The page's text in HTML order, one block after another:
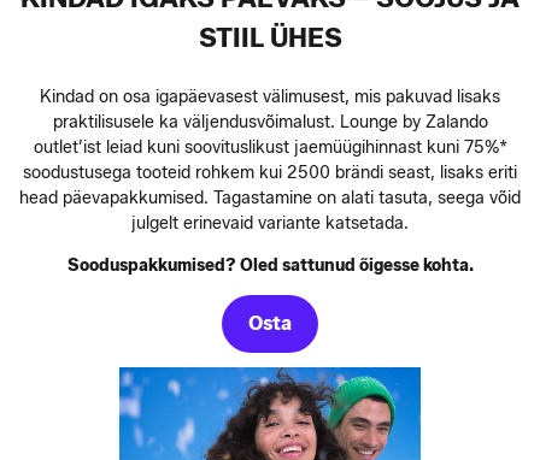
STIIL ÜHES
Kindad on osa igapäevasest välimusest, mis pakuvad lisaks
praktilisusele ka väljendusvõimalust. Lounge by Zalando
outlet’ist leiad kuni soovituslikust jaemüügihinnast kuni 75%*
soodustusega tooteid rohkem kui 2500 brändi seast, lisaks eriti
head päevapakkumised. Tagastamine on alati tasuta, seega võid
julgelt erinevaid variante katsetada.
Sooduspakkumised? Oled sattunud õigesse kohta.
Osta